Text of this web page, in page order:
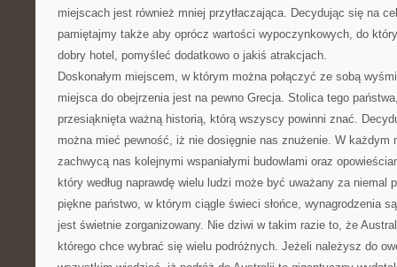
miejscach jest również mniej przytłaczająca. Decydując się na
pamiętajmy także aby oprócz wartości wypoczynkowych, do
dobry hotel, pomyśleć dodatkowo o jakiś atrakcjach.
Doskonałym miejscem, w którym można połączyć ze sobą
miejsca do obejrzenia jest na pewno Grecja. Stolica tego
przesiąknięta ważną historią, którą wszyscy powinni znać.
można mieć pewność, iż nie dosięgnie nas znużenie. W każdym
zachwycą nas kolejnymi wspaniałymi budowlami oraz
który według naprawdę wielu ludzi może być uważany za niemal
piękne państwo, w którym ciągle świeci słońce, wynagrodzenia
jest świetnie zorganizowany. Nie dziwi w takim razie to, że
którego chce wybrać się wielu podróżnych. Jeżeli należysz do